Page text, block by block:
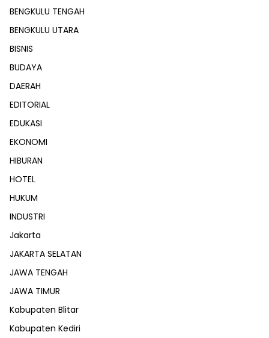
BENGKULU TENGAH
BENGKULU UTARA
BISNIS
BUDAYA
DAERAH
EDITORIAL
EDUKASI
EKONOMI
HIBURAN
HOTEL
HUKUM
INDUSTRI
Jakarta
JAKARTA SELATAN
JAWA TENGAH
JAWA TIMUR
Kabupaten Blitar
Kabupaten Kediri